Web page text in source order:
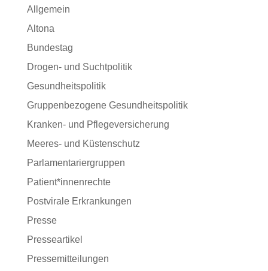
Allgemein
Altona
Bundestag
Drogen- und Suchtpolitik
Gesundheitspolitik
Gruppenbezogene Gesundheitspolitik
Kranken- und Pflegeversicherung
Meeres- und Küstenschutz
Parlamentariergruppen
Patient*innenrechte
Postvirale Erkrankungen
Presse
Presseartikel
Pressemitteilungen